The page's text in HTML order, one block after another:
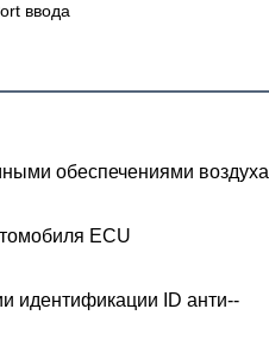
ввода
обеспечениями воздуха
ECU
идентификации ID анти--